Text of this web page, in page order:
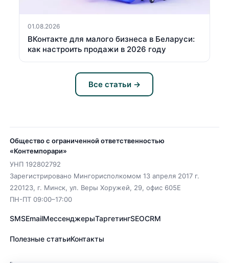
01.08.2026
ВКонтакте для малого бизнеса в Беларуси:
как настроить продажи в 2026 году
Все статьи →
Общество с ограниченной ответственностью
«Контемпорари»
УНП 192802792
Зарегистрировано Мингорисполкомом 13 апреля 2017 г.
220123, г. Минск, ул. Веры Хоружей, 29, офис 605Е
ПН-ПТ 09:00–17:00
SMSEmailМессенджерыТаргетингSEOCRM
Полезные статьиКонтакты